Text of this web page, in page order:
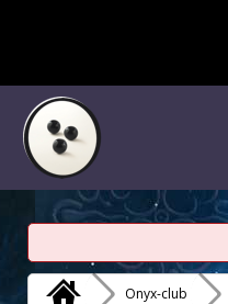
Onyx-club